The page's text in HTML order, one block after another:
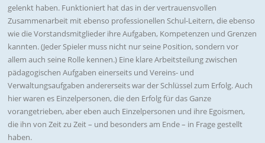
gelenkt haben. Funktioniert hat das in der vertrauensvollen
Zusammenarbeit mit ebenso professionellen Schul-Leitern, die ebenso
wie die Vorstandsmitglieder ihre Aufgaben, Kompetenzen und Grenzen
kannten. (Jeder Spieler muss nicht nur seine Position, sondern vor
allem auch seine Rolle kennen.) Eine klare Arbeitsteilung zwischen
pädagogischen Aufgaben einerseits und Vereins- und
Verwaltungsaufgaben andererseits war der Schlüssel zum Erfolg. Auch
hier waren es Einzelpersonen, die den Erfolg für das Ganze
vorangetrieben, aber eben auch Einzelpersonen und ihre Egoismen,
die ihn von Zeit zu Zeit – und besonders am Ende – in Frage gestellt
haben.